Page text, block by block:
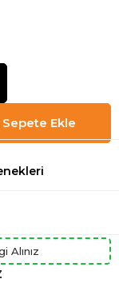
Alınız